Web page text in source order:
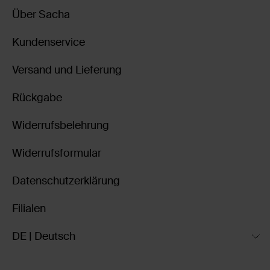
Über Sacha
Kundenservice
Versand und Lieferung
Rückgabe
Widerrufsbelehrung
Widerrufsformular
Datenschutzerklärung
Filialen
DE | Deutsch